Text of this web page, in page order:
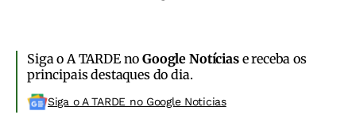
Siga o A TARDE noGoogle Notíciase receba os
principais destaques do dia.
Siga o A TARDE no Google Noticias